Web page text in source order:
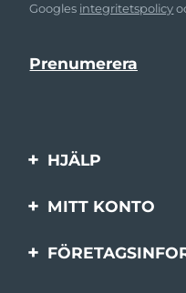
Googles integritetspolicy
HJÄLP
Kontakta oss
MITT KONTO
Produktregistrering